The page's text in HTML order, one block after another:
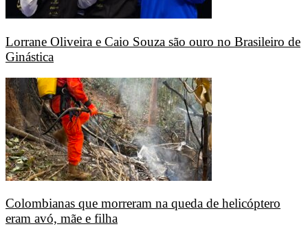
Lorrane Oliveira e Caio Souza são ouro no Brasileiro de
Ginástica
Colombianas que morreram na queda de helicóptero
eram avó, mãe e filha